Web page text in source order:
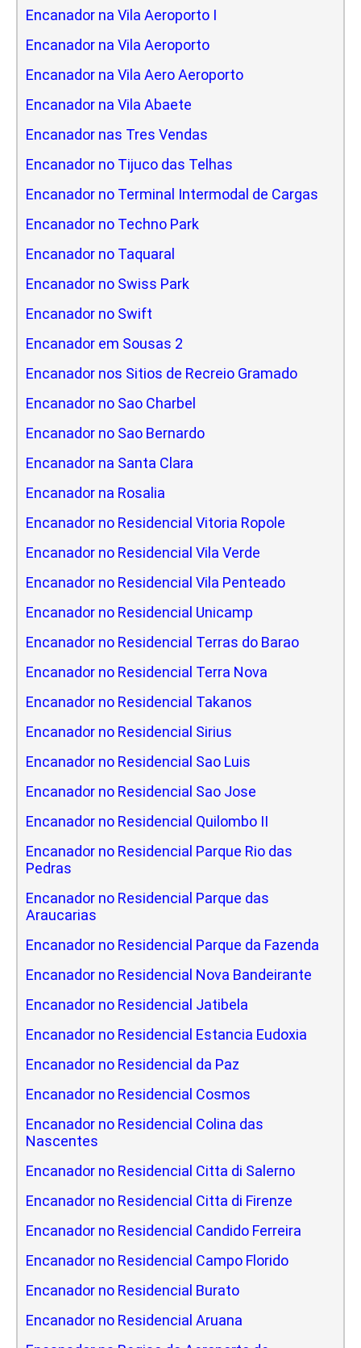
Encanador na Vila Aeroporto I
Encanador na Vila Aeroporto
Encanador na Vila Aero Aeroporto
Encanador na Vila Abaete
Encanador nas Tres Vendas
Encanador no Tijuco das Telhas
Encanador no Terminal Intermodal de Cargas
Encanador no Techno Park
Encanador no Taquaral
Encanador no Swiss Park
Encanador no Swift
Encanador em Sousas 2
Encanador nos Sitios de Recreio Gramado
Encanador no Sao Charbel
Encanador no Sao Bernardo
Encanador na Santa Clara
Encanador na Rosalia
Encanador no Residencial Vitoria Ropole
Encanador no Residencial Vila Verde
Encanador no Residencial Vila Penteado
Encanador no Residencial Unicamp
Encanador no Residencial Terras do Barao
Encanador no Residencial Terra Nova
Encanador no Residencial Takanos
Encanador no Residencial Sirius
Encanador no Residencial Sao Luis
Encanador no Residencial Sao Jose
Encanador no Residencial Quilombo II
Encanador no Residencial Parque Rio das
Pedras
Encanador no Residencial Parque das
Araucarias
Encanador no Residencial Parque da Fazenda
Encanador no Residencial Nova Bandeirante
Encanador no Residencial Jatibela
Encanador no Residencial Estancia Eudoxia
Encanador no Residencial da Paz
Encanador no Residencial Cosmos
Encanador no Residencial Colina das
Nascentes
Encanador no Residencial Citta di Salerno
Encanador no Residencial Citta di Firenze
Encanador no Residencial Candido Ferreira
Encanador no Residencial Campo Florido
Encanador no Residencial Burato
Encanador no Residencial Aruana